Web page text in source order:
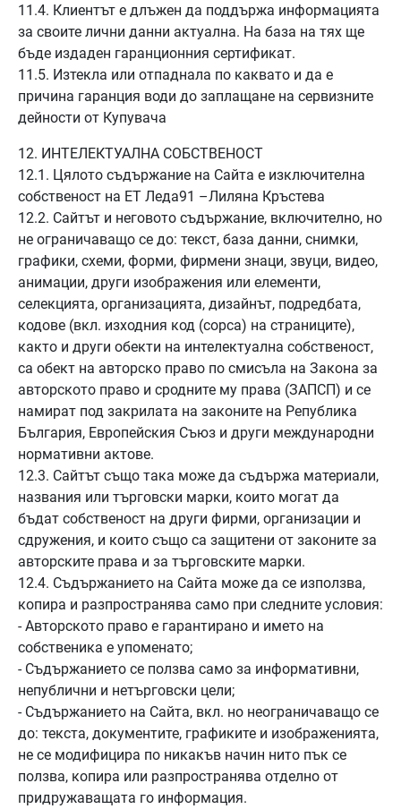
11.4. Клиентът е длъжен да поддържа информацията
за своите лични данни актуална. На база на тях ще
бъде издаден гаранционния сертификат.
11.5. Изтекла или отпаднала по каквато и да е
причина гаранция води до заплащане на сервизните
дейности от Купувача
12. ИНТЕЛЕКТУАЛНА СОБСТВЕНОСТ
12.1. Цялото съдържание на Сайта е изключителна
собственост на ЕТ Леда91 –Лиляна Кръстева
12.2. Сайтът и неговото съдържание, включително, но
не ограничаващо се до: текст, база данни, снимки,
графики, схеми, форми, фирмени знаци, звуци, видео,
анимации, други изображения или елементи,
селекцията, организацията, дизайнът, подредбата,
кодове (вкл. изходния код (сорса) на страниците),
както и други обекти на интелектуална собственост,
са обект на авторско право по смисъла на Закона за
авторското право и сродните му права (ЗАПСП) и се
намират под закрилата на законите на Република
България, Европейския Съюз и други международни
нормативни актове.
12.3. Сайтът също така може да съдържа материали,
названия или търговски марки, които могат да
бъдат собственост на други фирми, организации и
сдружения, и които също са защитени от законите за
авторските права и за търговските марки.
12.4. Съдържанието на Сайта може да се използва,
копира и разпространява само при следните условия:
- Авторското право е гарантирано и името на
собственика е упоменато;
- Съдържанието се ползва само за информативни,
непублични и нетърговски цели;
- Съдържанието на Сайта, вкл. но неограничаващо се
до: текста, документите, графиките и изображенията,
не се модифицира по никакъв начин нито пък се
ползва, копира или разпространява отделно от
придружаващата го информация.